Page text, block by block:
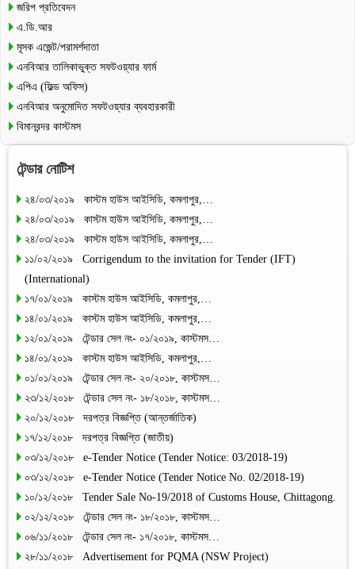
জরিপ প্রতিবেদন
এ.ডি.আর
মূসক এজেন্ট/পরামর্শদাতা
এনবিআর তালিকাভুক্ত সফটওয়্যার ফার্ম
এপিএ (ফিল্ড অফিস)
এনবিআর অনুমোদিত সফটওয়্যার ব্যবহারকারী
বিমানবন্দর কাস্টমস
টেন্ডার নোটিশ
২৪/০৩/২০১৯ কাস্টম হাউস আইসিডি, কমলাপুর,…
২৪/০৩/২০১৯ কাস্টম হাউস আইসিডি, কমলাপুর,…
২৪/০৩/২০১৯ কাস্টম হাউস আইসিডি, কমলাপুর,…
১১/০২/২০১৯ Corrigendum to the invitation for Tender (IFT)
(International)
১৭/০১/২০১৯ কাস্টম হাউস আইসিডি, কমলাপুর,…
১৪/০১/২০১৯ কাস্টম হাউস আইসিডি, কমলাপুর,…
১২/০১/২০১৯ টেন্ডার সেল নং- ০১/২০১৯, কাস্টমস…
১৪/০১/২০১৯ কাস্টম হাউস আইসিডি, কমলাপুর,…
০১/০১/২০১৯ টেন্ডার সেল নং- ২০/২০১৮, কাস্টমস…
২৩/১২/২০১৮ টেন্ডার সেল নং- ১৮/২০১৮, কাস্টমস…
২০/১২/২০১৮ দরপত্র বিজ্ঞপ্তি (আন্তর্জাতিক)
১৭/১২/২০১৮ দরপত্র বিজ্ঞপ্তি (জাতীয়)
০৩/১২/২০১৮ e-Tender Notice (Tender Notice: 03/2018-19)
০৩/১২/২০১৮ e-Tender Notice (Tender Notice No. 02/2018-19)
১০/১২/২০১৮ Tender Sale No-19/2018 of Customs House, Chittagong.
০২/১২/২০১৮ টেন্ডার সেল নং- ১৮/২০১৮, কাস্টমস…
০৬/১১/২০১৮ টেন্ডার সেল নং- ১৭/২০১৮, কাস্টমস…
২৮/১১/২০১৮ Advertisement for PQMA (NSW Project)